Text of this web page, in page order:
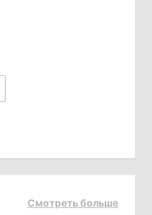
Смотреть больше